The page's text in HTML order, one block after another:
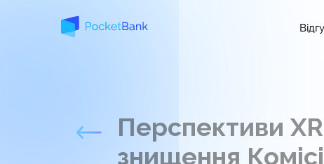
Перспективи
знищення